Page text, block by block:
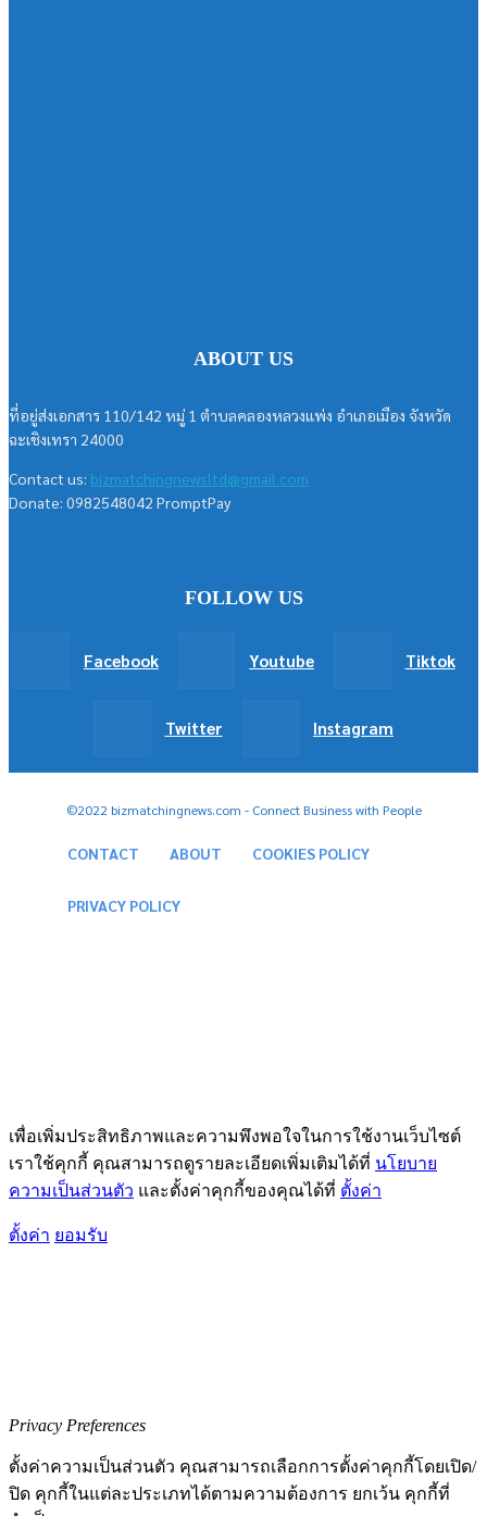
ABOUT US
ที่อยู่ส่งเอกสาร 110/142 หมู่ 1 ตำบลคลองหลวงแพ่ง อำเภอเมือง จังหวัด
ฉะเชิงเทรา 24000
Contact us: bizmatchingnewsltd@gmail.com
Donate: 0982548042 PromptPay
FOLLOW US
Facebook Youtube Tiktok
Twitter Instagram
©2022 bizmatchingnews.com - Connect Business with People
CONTACT ABOUT COOKIES POLICY
PRIVACY POLICY
เพื่อเพิ่มประสิทธิภาพและความพึงพอใจในการใช้งานเว็บไซต์
เราใช้คุกกี้ คุณสามารถดูรายละเอียดเพิ่มเติมได้ที่ นโยบาย
ความเป็นส่วนตัว และตั้งค่าคุกกี้ของคุณได้ที่ ตั้งค่า
ตั้งค่า ยอมรับ
Privacy Preferences
ตั้งค่าความเป็นส่วนตัว คุณสามารถเลือกการตั้งค่าคุกกี้โดยเปิด/
ปิด คุกกี้ในแต่ละประเภทได้ตามความต้องการ ยกเว้น คุกกี้ที่